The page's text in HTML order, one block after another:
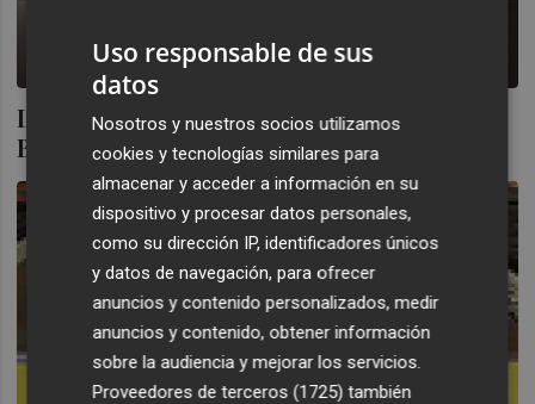
Los fondos garantizados de renta fija de
Bankia pegan el estirón
Uso responsable de sus
datos
Nosotros y nuestros socios utilizamos
cookies y tecnologías similares para
almacenar y acceder a información en su
dispositivo y procesar datos personales,
como su dirección IP, identificadores únicos
y datos de navegación, para ofrecer
anuncios y contenido personalizados, medir
anuncios y contenido, obtener información
sobre la audiencia y mejorar los servicios.
Proveedores de terceros (1725) también